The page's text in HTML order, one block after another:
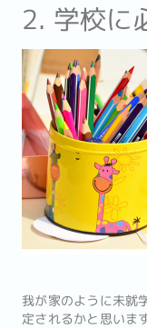
2. 学校に
我が家のように未就
定されるかと思いま